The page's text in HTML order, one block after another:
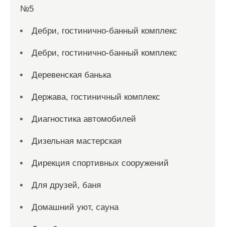
№5
Дебри, гостинично-банный комплекс
Дебри, гостинично-банный комплекс
Деревенская банька
Держава, гостиничный комплекс
Диагностика автомобилей
Дизельная мастерская
Дирекция спортивных сооружений
Для друзей, баня
Домашний уют, сауна